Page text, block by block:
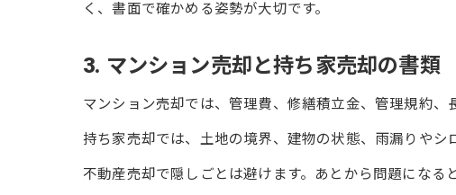
く、書面で確かめる姿勢が大切です。
3. マンション売却と持ち家売却の書類
マンション売却では、管理費、修繕積立金、管理規約、
持ち家売却では、土地の境界、建物の状態、雨漏りやシ
不動産売却で隠しごとは避けます。あとから問題になる